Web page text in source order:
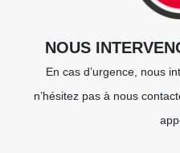
NOUS
En cas d’urgence, nous
n’hésitez pas à nous